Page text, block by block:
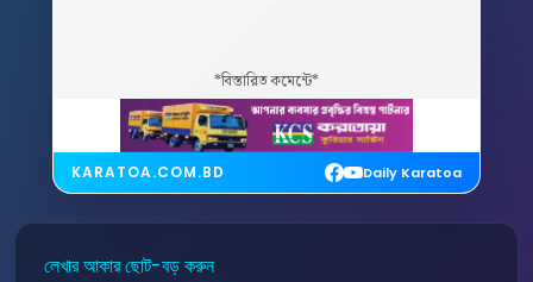
*বিস্তারিত কমেন্টে*
KARATOA.COM.BD Daily Karatoa
লেখার আকার ছোট-বড় করুন